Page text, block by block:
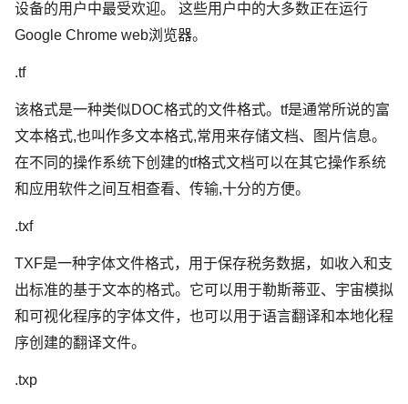
设备的用户中最受欢迎。 这些用户中的大多数正在运行
Google Chrome web浏览器。
.tf
该格式是一种类似DOC格式的文件格式。tf是通常所说的富
文本格式,也叫作多文本格式,常用来存储文档、图片信息。
在不同的操作系统下创建的tf格式文档可以在其它操作系统
和应用软件之间互相查看、传输,十分的方便。
.txf
TXF是一种字体文件格式，用于保存税务数据，如收入和支
出标准的基于文本的格式。它可以用于勒斯蒂亚、宇宙模拟
和可视化程序的字体文件，也可以用于语言翻译和本地化程
序创建的翻译文件。
.txp